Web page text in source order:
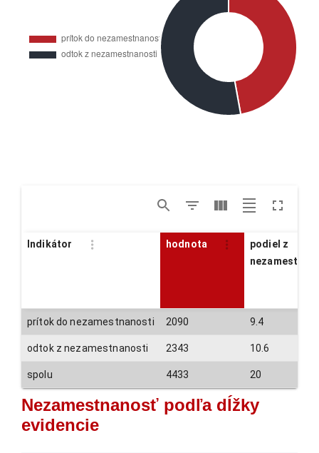
Indikátor hodnota
podiel z
prítok do nezamestnanosti 2090 9.4
odtok z nezamestnanosti 2343 10.6
spolu 4433 20
Nezamestnanosť podľa dĺžky
evidencie